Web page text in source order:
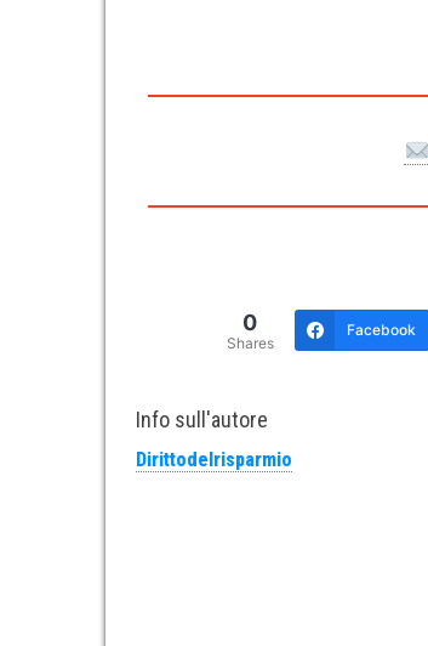
0
Shares
Facebook
Info sull'autore
Dirittodelrisparmio